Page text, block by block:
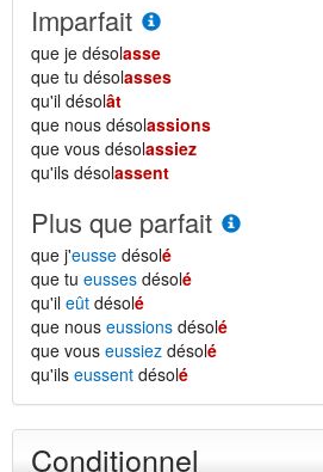
Imparfait
que je désolasse
que tu désolasses
qu'il désolât
que nous désolassions
que vous désolassiez
qu'ils désolassent
Plus que parfait
que j'eusse désolé
que tu eusses désolé
qu'il eût désolé
que nous eussions désolé
que vous eussiez désolé
qu'ils eussent désolé
Conditionnel